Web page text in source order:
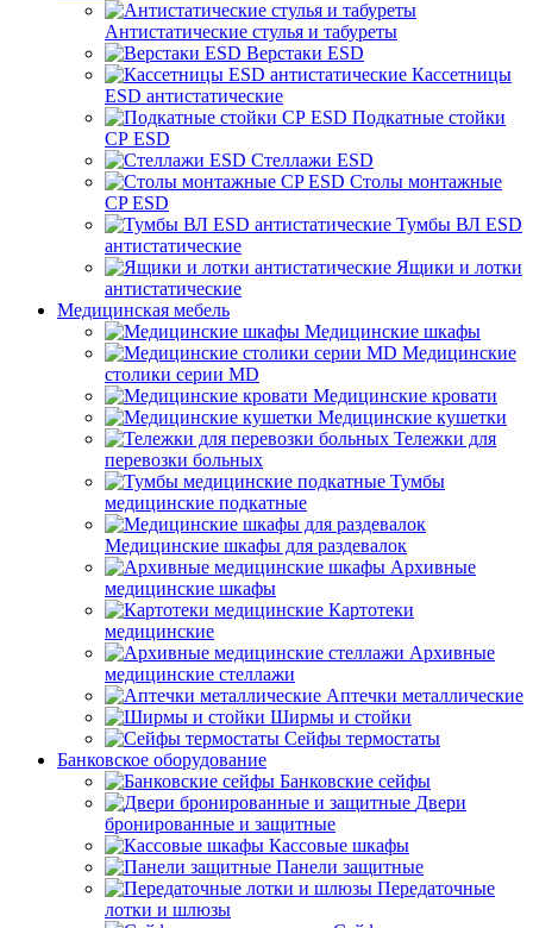
Антистатические стулья и табуреты
Верстаки ESD
Кассетницы
ESD антистатические
Подкатные стойки
СР ESD
Стеллажи ESD
Столы монтажные
CP ESD
Тумбы ВЛ ESD
антистатические
Ящики и лотки
антистатические
Медицинская мебель
Медицинские шкафы
Медицинские
столики серии MD
Медицинские кровати
Медицинские кушетки
Тележки для
перевозки больных
Тумбы
медицинские подкатные
Медицинские шкафы для раздевалок
Архивные
медицинские шкафы
Картотеки
медицинские
Архивные
медицинские стеллажи
Аптечки металлические
Ширмы и стойки
Сейфы термостаты
Банковское оборудование
Банковские сейфы
Двери
бронированные и защитные
Кассовые шкафы
Панели защитные
Передаточные
лотки и шлюзы